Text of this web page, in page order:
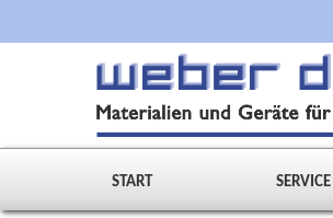
START SERVICE